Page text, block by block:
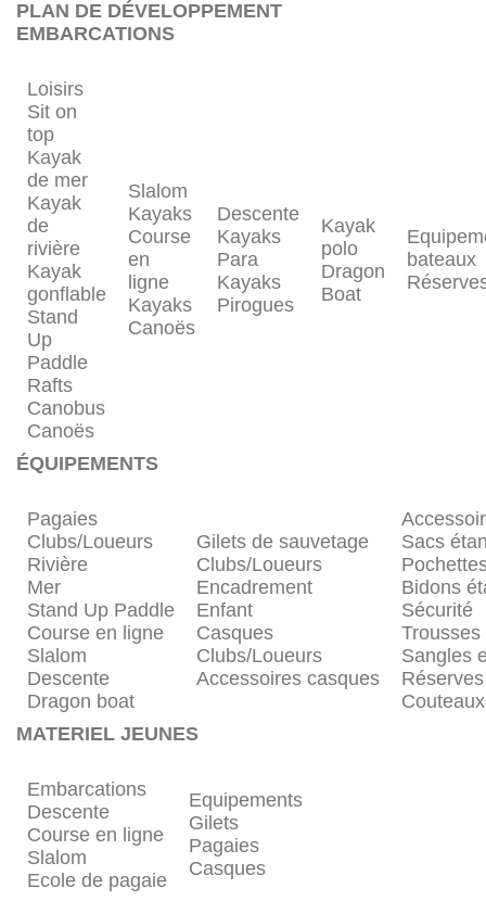
PLAN DE DÉVELOPPEMENT
EMBARCATIONS
Loisirs
Sit on
top
Kayak
de mer
Kayak
de
rivière
Kayak
gonflable
Stand
Up
Paddle
Rafts
Canobus
Canoës
Slalom
Kayaks
Course
en
ligne
Kayaks
Canoës
Descente
Kayaks
Para
Kayaks
Pirogues
Kayak
polo
Dragon
Boat
bateaux
ÉQUIPEMENTS
Pagaies
Clubs/Loueurs
Rivière
Mer
Stand Up Paddle
Course en ligne
Slalom
Descente
Dragon boat
Gilets de sauvetage
Clubs/Loueurs
Encadrement
Enfant
Casques
Clubs/Loueurs
Accessoires casques
Sacs
Bidons
Sécurité
Sangles
Réserves
Couteaux
MATERIEL JEUNES
Embarcations
Descente
Course en ligne
Slalom
Ecole de pagaie
Equipements
Gilets
Pagaies
Casques